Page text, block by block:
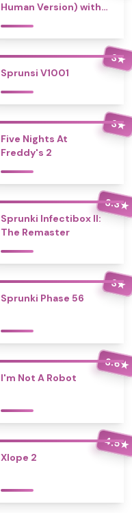
Human Version) with
3★
Sprunsi V1001
3★
Five Nights At
Freddy's 2
3.3★
Sprunki Infectibox II:
The Remaster
3★
Sprunki Phase 56
3.6★
I'm Not A Robot
4.5★
Xlope 2